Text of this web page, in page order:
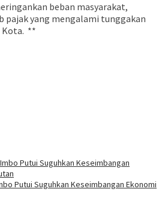
beban masyarakat,
pajak yang mengalami tunggakan
Kota. **
Putui Suguhkan Keseimbangan
Putui Suguhkan Keseimbangan Ekonomi